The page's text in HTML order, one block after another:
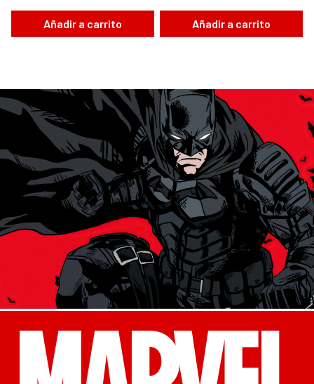
Añadir a carrito Añadir a carrito